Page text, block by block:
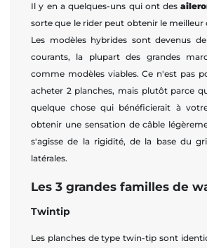
Il y en a quelques-uns qui ont des
sorte que le rider peut obtenir le meilleur
Les modèles hybrides sont devenus
courants, la plupart des grandes
comme modèles viables. Ce n'est pas
acheter 2 planches, mais plutôt parce
quelque chose qui bénéficierait à
obtenir une sensation de câble
s'agisse de la rigidité, de la base du
latérales.
Les 3 grandes familles de
Twintip
Les planches de type twin-tip sont